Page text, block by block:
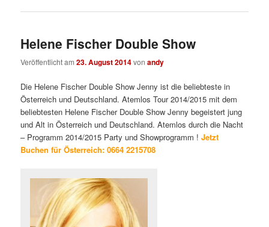
Helene Fischer Double Show
Veröffentlicht am23. August 2014vonandy
Die Helene Fischer Double Show Jenny ist die beliebteste in
Österreich und Deutschland. Atemlos Tour 2014/2015 mit dem
beliebtesten Helene Fischer Double Show Jenny begeistert jung
und Alt in Österreich und Deutschland. Atemlos durch die Nacht
– Programm 2014/2015 Party und Showprogramm ! Jetzt
Buchen für Österreich: 0664 2215708